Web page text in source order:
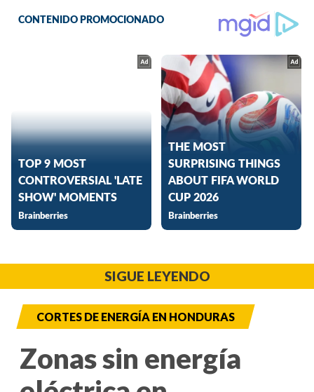
SIGUE LEYENDO
CORTES DE ENERGÍA EN HONDURAS
Zonas sin energía